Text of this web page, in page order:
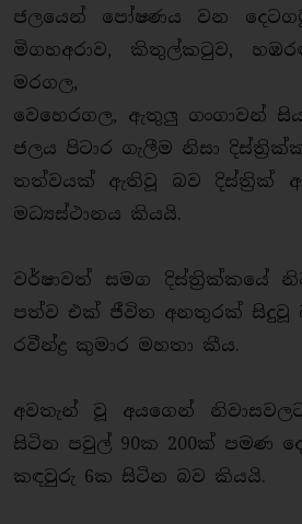
ජලයෙන් පෝෂණය වන
මිගහඅරාව, කිතුල්කටුව,
මරගල,
වෙහෙරගල, ඇතුලු ගංගාවන්
ජලය පිටාර ගැලීම නිසා
තත්වයක් ඇතිවූ බව දිස්ත්‍රික්
මධ්‍යස්ථානය කියයි.
වර්ෂාවත් සමග දිස්ත්‍රික්කයේ
පත්ව එක් ජීවිත අනතුරක් සිදුවූ
රවීන්ද්‍ර කුමාර මහතා කීය.
අවතැන් වූ අයගෙන්
සිටින පවුල් 90ක 200ක් පමණ
කඳවුරු 6ක සිටින බව කියයි.